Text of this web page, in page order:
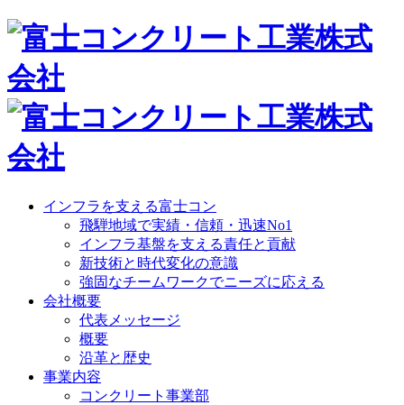
インフラを支える富士コン
飛騨地域で実績・信頼・迅速No1
インフラ基盤を支える責任と貢献
新技術と時代変化の意識
強固なチームワークでニーズに応える
会社概要
代表メッセージ
概要
沿革と歴史
事業内容
コンクリート事業部